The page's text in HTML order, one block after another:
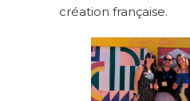
création française.